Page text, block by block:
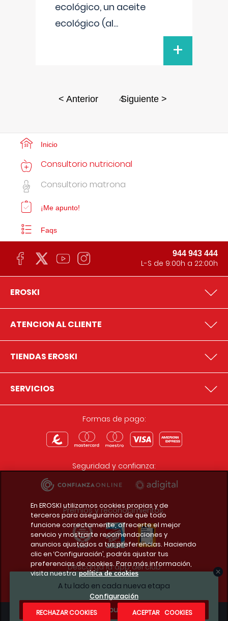
ecológico, un aceite
ecológico (al...
+
< Anterior 4
Siguiente >
A tu lado en cada nueva etapa
¿Te apuntas?
Inicio
Consultorio nutricional
Consultorio matrona
¡Me apunto!
Faqs
944 943 444
L-S de 9:00h a 22:00h
EROSKI
ATENCION AL CLIENTE
TIENDAS EROSKI
SERVICIOS
Formas de pago:
Seguridad y confianza:
Premios y reconocimientos:
Descarga la app del club
En EROSKI utilizamos cookies propias y de
terceros para asegurarnos de que todo
funcione correctamente, ofrecerte el mejor
servicio y mostrarte recomendaciones y
anuncios ajustados a tus preferencias. Haciendo
clic en ‘Configuración’, podrás ajustar tus
preferencias de cookies. Para más información,
visita nuestra política de cookies
Configuración
RECHAZAR COOKIES
ACEPTAR COOKIES